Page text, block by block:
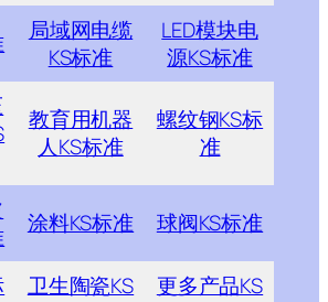
局域网电缆
KS标准
LED模块电
源KS标准
教育用机器
人KS标准
螺纹钢KS标
准
涂料KS标准 球阀KS标准
卫生陶瓷KS
更多产品KS